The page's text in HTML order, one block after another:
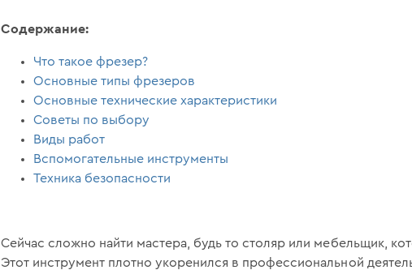
Содержание:
Что такое фрезер?
Основные типы фрезеров
Основные технические характеристики
Советы по выбору
Виды работ
Вспомогательные инструменты
Техника безопасности
Сейчас сложно найти мастера, будь то столяр или мебельщик,
Этот инструмент плотно укоренился в профессиональной